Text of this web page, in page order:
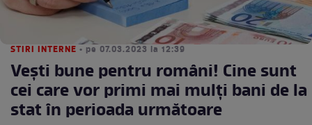
STIRI INTERNE • pe 07.03.2023 la 12:39
Vești bune pentru români! Cine sunt
cei care vor primi mai mulți bani de la
stat în perioada următoare